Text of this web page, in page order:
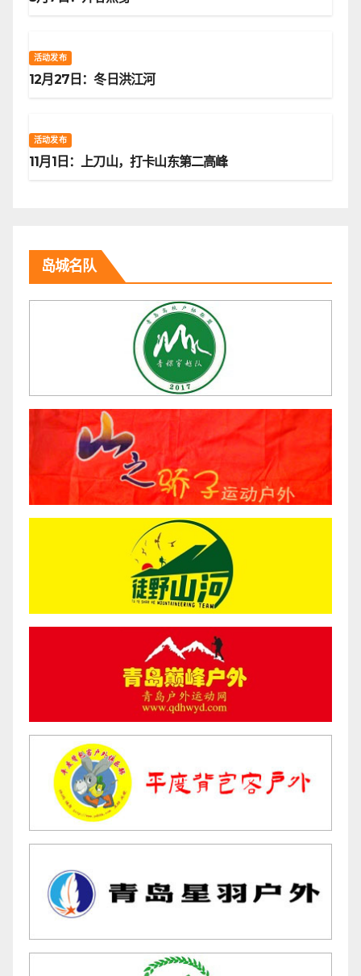
活动发布
12月27日：冬日洪江河
活动发布
11月1日：上刀山，打卡山东第二高峰
岛城名队